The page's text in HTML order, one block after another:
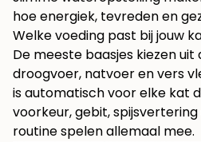
hoe energiek, tevreden en
Welke voeding past bij jouw
De meeste baasjes kiezen uit
droogvoer, natvoer en vers
is automatisch voor elke kat
voorkeur, gebit, spijsvertering
routine spelen allemaal mee.